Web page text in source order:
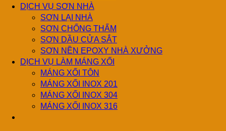
Đẹp
DỊCH VỤ SƠN NHÀ
SƠN LẠI NHÀ
SƠN CHỐNG THẤM
SƠN DẦU CỬA SẮT
SƠN NỀN EPOXY NHÀ XƯỞNG
DỊCH VỤ LÀM MÁNG XỐI
MÁNG XỐI TÔN
MÁNG XỐI INOX 201
MÁNG XỐI INOX 304
MÁNG XỐI INOX 316